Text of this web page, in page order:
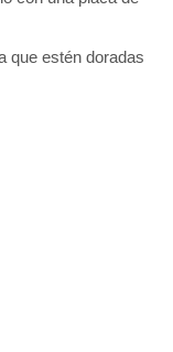
que estén doradas